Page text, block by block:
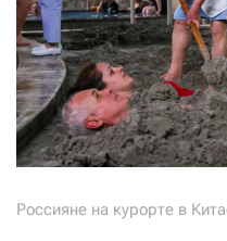
Россияне на курорте в